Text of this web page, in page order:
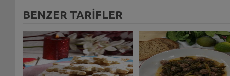
BENZER TARİFLER